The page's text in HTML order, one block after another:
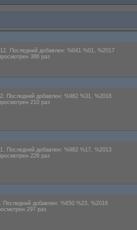
Последний добавлен: %041 %01, %2017
386 раз
Последний добавлен: %982 %31, %2018
210 раз
Последний добавлен: %982 %17, %2013
226 раз
Последний добавлен: %650 %23, %2016
297 раз